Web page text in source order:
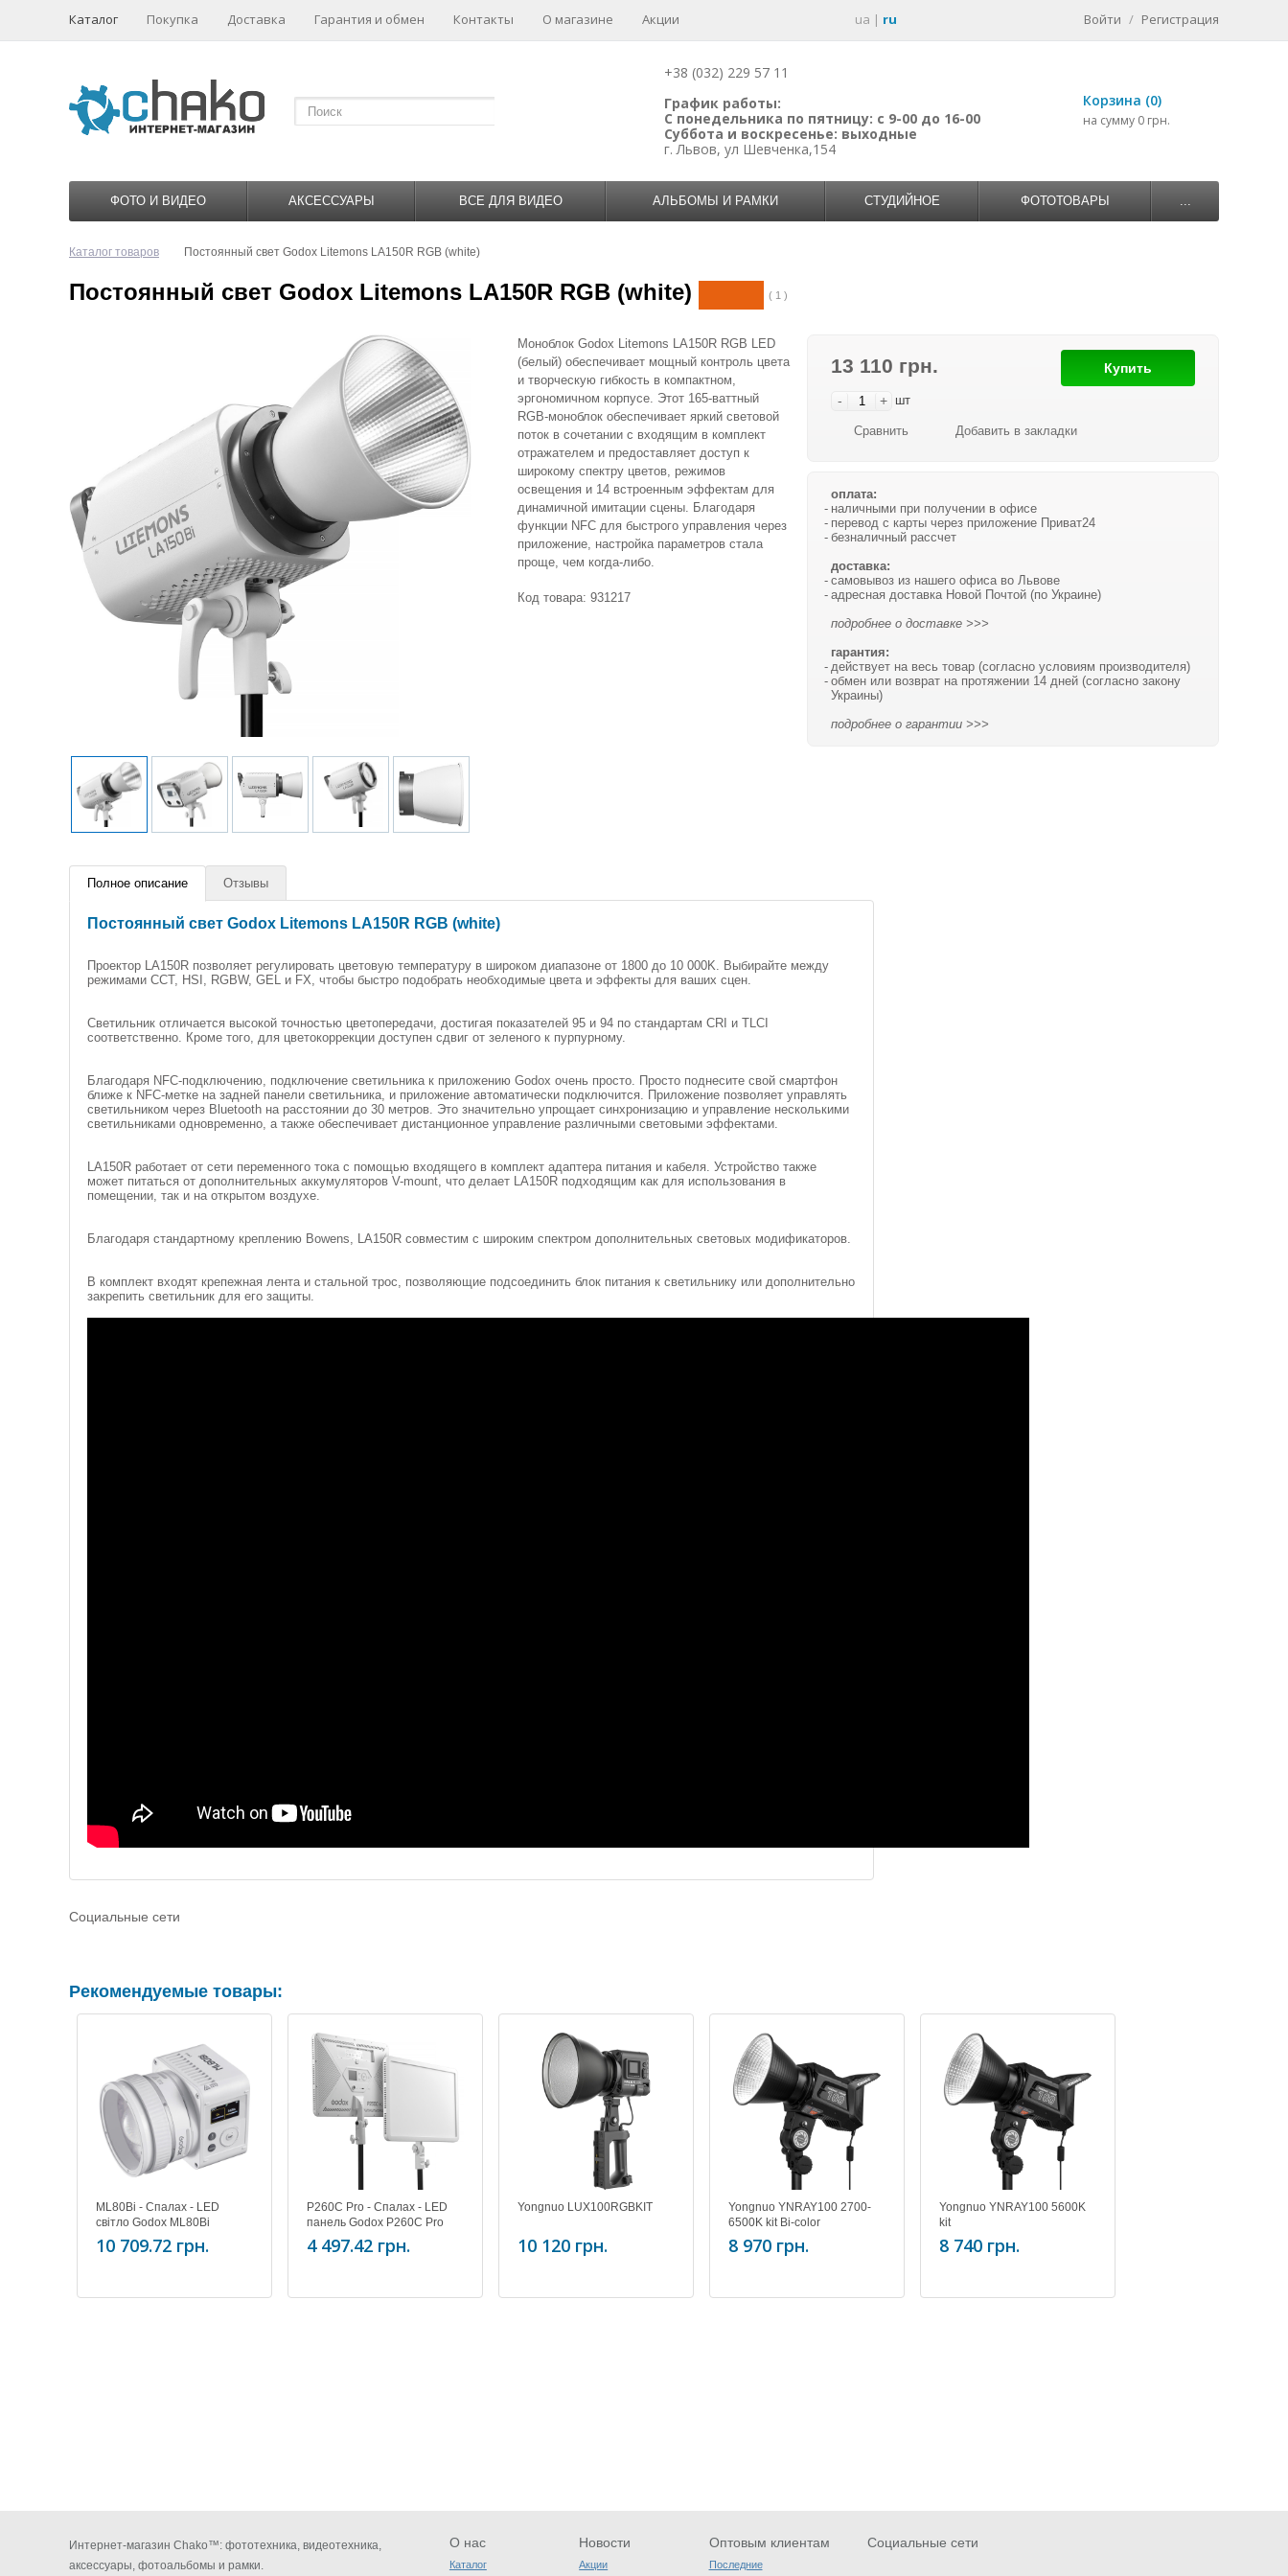
Каталог Покупка Доставка Гарантия и обмен Контакты О магазине Акции ua | ru Войти / Регистрация
+38 (032) 229 57 11
График работы:
С понедельника по пятницу: с 9-00 до 16-00
Суббота и воскресенье: выходные
г. Львов, ул Шевченка,154
Корзина (0)
на сумму 0 грн.
ФОТО И ВИДЕО АКСЕССУАРЫ ВСЕ ДЛЯ ВИДЕО АЛЬБОМЫ И РАМКИ СТУДИЙНОЕ ФОТОТОВАРЫ ...
Каталог товаров Постоянный свет Godox Litemons LA150R RGB (white)
Постоянный свет Godox Litemons LA150R RGB (white) ( 1 )
13 110 грн.
- + шт
Купить
Сравнить Добавить в закладки
оплата:
наличными при получении в офисе
перевод с карты через приложение Приват24
безналичный рассчет
доставка:
самовывоз из нашего офиса во Львове
адресная доставка Новой Почтой (по Украине)
подробнее о доставке >>>
гарантия:
действует на весь товар (согласно условиям производителя)
обмен или возврат на протяжении 14 дней (согласно закону
Украины)
подробнее о гарантии >>>
Моноблок Godox Litemons LA150R RGB LED
(белый) обеспечивает мощный контроль цвета
и творческую гибкость в компактном,
эргономичном корпусе. Этот 165-ваттный
RGB-моноблок обеспечивает яркий световой
поток в сочетании с входящим в комплект
отражателем и предоставляет доступ к
широкому спектру цветов, режимов
освещения и 14 встроенным эффектам для
динамичной имитации сцены. Благодаря
функции NFC для быстрого управления через
приложение, настройка параметров стала
проще, чем когда-либо.
Код товара: 931217
Полное описание Отзывы
Постоянный свет Godox Litemons LA150R RGB (white)
Проектор LA150R позволяет регулировать цветовую температуру в широком диапазоне от 1800 до 10 000K. Выбирайте между
режимами CCT, HSI, RGBW, GEL и FX, чтобы быстро подобрать необходимые цвета и эффекты для ваших сцен.
Светильник отличается высокой точностью цветопередачи, достигая показателей 95 и 94 по стандартам CRI и TLCI
соответственно. Кроме того, для цветокоррекции доступен сдвиг от зеленого к пурпурному.
Благодаря NFC-подключению, подключение светильника к приложению Godox очень просто. Просто поднесите свой смартфон
ближе к NFC-метке на задней панели светильника, и приложение автоматически подключится. Приложение позволяет управлять
светильником через Bluetooth на расстоянии до 30 метров. Это значительно упрощает синхронизацию и управление несколькими
светильниками одновременно, а также обеспечивает дистанционное управление различными световыми эффектами.
LA150R работает от сети переменного тока с помощью входящего в комплект адаптера питания и кабеля. Устройство также
может питаться от дополнительных аккумуляторов V-mount, что делает LA150R подходящим как для использования в
помещении, так и на открытом воздухе.
Благодаря стандартному креплению Bowens, LA150R совместим с широким спектром дополнительных световых модификаторов.
В комплект входят крепежная лента и стальной трос, позволяющие подсоединить блок питания к светильнику или дополнительно
закрепить светильник для его защиты.
Социальные сети
Рекомендуемые товары:
ML80Bi - Спалах - LED
світло Godox ML80Bi
10 709.72 грн.
P260C Pro - Спалах - LED
панель Godox P260C Pro
(Bi-Color)
4 497.42 грн.
Yongnuo LUX100RGBKIT
10 120 грн.
Yongnuo YNRAY100 2700-
6500K kit Bi-color
8 970 грн.
Yongnuo YNRAY100 5600K
kit
8 740 грн.
Интернет-магазин Chako™: фототехника, видеотехника,
аксессуары, фотоальбомы и рамки.
О нас
Каталог
Новости
Акции
Оптовым клиентам
Последние
Социальные сети